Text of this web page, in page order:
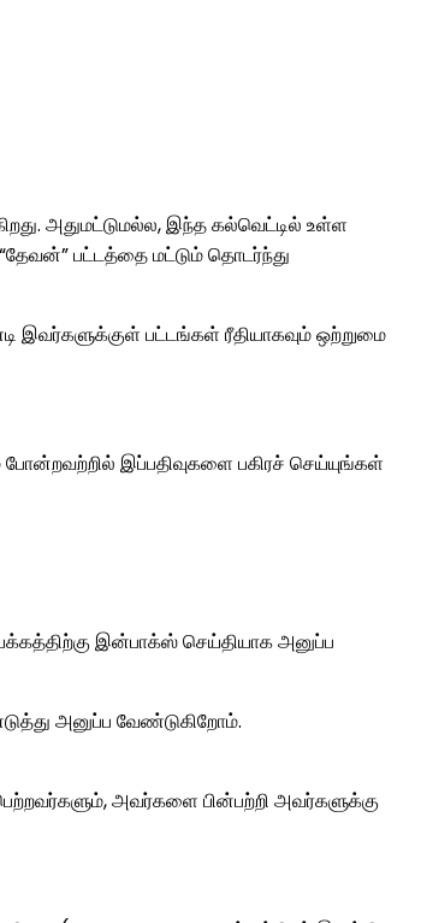
அதுமட்டுமல்ல, இந்த கல்வெட்டில் உள்ள
பட்டத்தை மட்டும் தொடர்ந்து
இவர்களுக்குள் பட்டங்கள் ரீதியாகவும் ஒற்றுமை
இப்பதிவுகளை பகிரச் செய்யுங்கள்
இன்பாக்ஸ் செய்தியாக அனுப்ப
அனுப்ப வேண்டுகிறோம்.
பெற்றவர்களும், அவர்களை பின்பற்றி அவர்களுக்கு